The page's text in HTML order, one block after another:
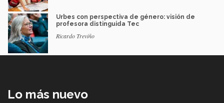
Urbes con perspectiva de género: visión de
profesora distinguida Tec
Ricardo Treviño
Lo más nuevo